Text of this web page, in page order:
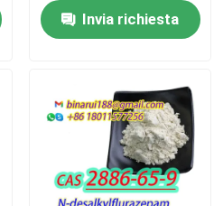
quotidiane
chimici inorganici
Invia richiesta